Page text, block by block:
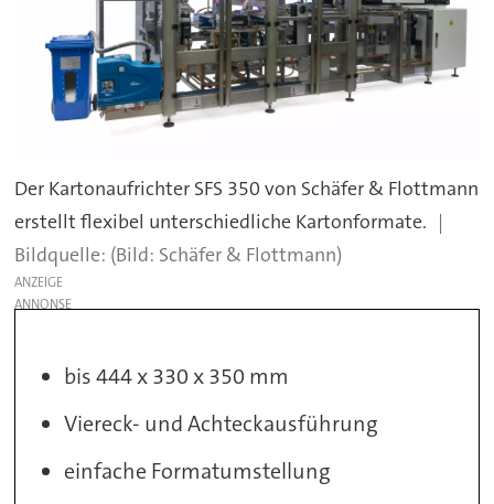
Der Kartonaufrichter SFS 350 von Schäfer & Flottmann
erstellt flexibel unterschiedliche Kartonformate.
(Bild: Schäfer & Flottmann)
ANZEIGE
bis 444 x 330 x 350 mm
Viereck- und Achteckausführung
einfache Formatumstellung